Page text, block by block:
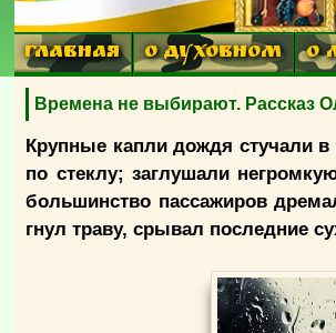
ГЛАВНАЯ О ДУХОВНОМ О
Времена не выбирают. Рассказ
Крупные капли дождя стучали в
по стеклу; заглушали
большинство пассажиров
гнул траву, срывал последние